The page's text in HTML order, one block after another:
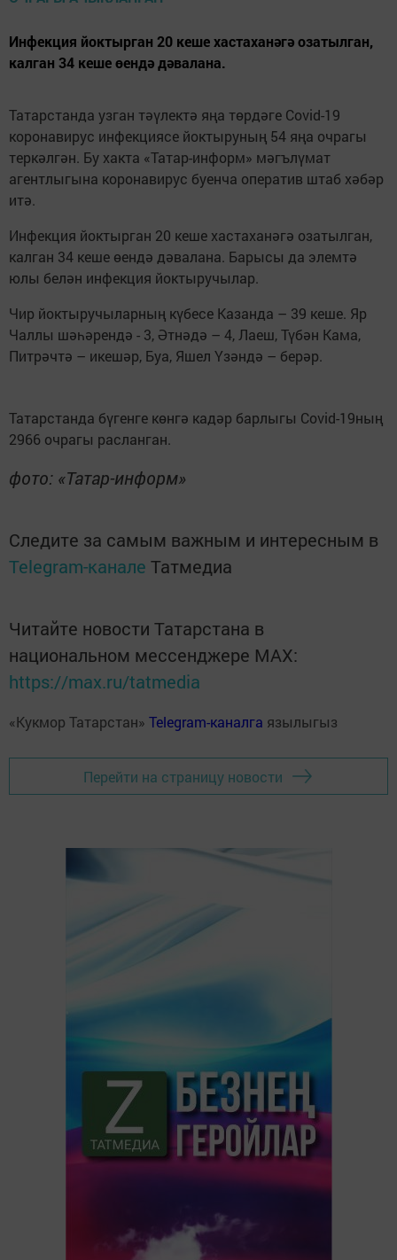
Инфекция йоктырган 20 кеше хастаханәгә озатылган,
калган 34 кеше өендә дәвалана.
Татарстанда узган тәүлектә яңа төрдәге Сovid-19
коронавирус инфекциясе йоктыруның 54 яңа очрагы
теркәлгән. Бу хакта «Татар-информ» мәгълүмат
агентлыгына коронавирус буенча оператив штаб хәбәр
итә.
Инфекция йоктырган 20 кеше хастаханәгә озатылган,
калган 34 кеше өендә дәвалана. Барысы да элемтә
юлы белән инфекция йоктыручылар.
Чир йоктыручыларның күбесе Казанда – 39 кеше. Яр
Чаллы шәһәрендә - 3, Әтнәдә – 4, Лаеш, Түбән Кама,
Питрәчтә – икешәр, Буа, Яшел Үзәндә – берәр.
Татарстанда бүгенге көнгә кадәр барлыгы Covid-19ның
2966 очрагы расланган.
фото: «Татар-информ»
Следите за самым важным и интересным в
Telegram-канале Татмедиа
Читайте новости Татарстана в
национальном мессенджере MАХ:
https://max.ru/tatmedia
«Кукмор Татарстан» Telegram-каналга язылыгыз
Перейти на страницу новости